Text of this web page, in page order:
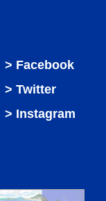
Facebook
Twitter
Instagram